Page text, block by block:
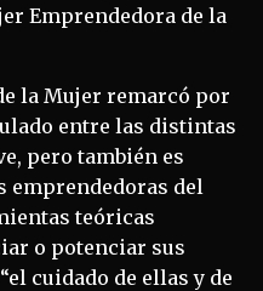
Emprendedora de la
la Mujer remarcó por
entre las distintas
pero también es
emprendedoras del
teóricas
o potenciar sus
cuidado de ellas y de